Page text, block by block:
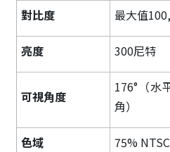
對比度 最大值
亮度 300尼特
可視角度
176°（水
角）
色域 75% NTSC